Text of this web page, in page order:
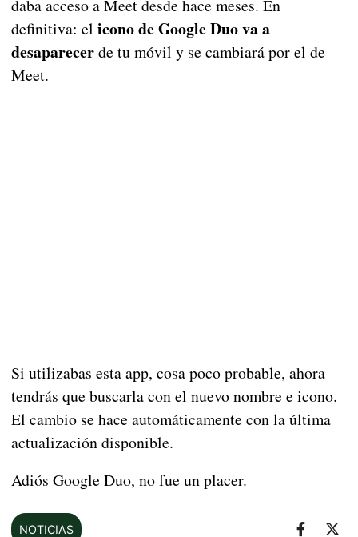
daba acceso a Meet desde hace meses. En
definitiva: el icono de Google Duo va a
desaparecerde tu móvil y se cambiará por el de
Meet.
Si utilizabas esta app, cosa poco probable, ahora
tendrás que buscarla con el nuevo nombre e icono.
El cambio se hace automáticamente con la última
actualización disponible.
Adiós Google Duo, no fue un placer.
NOTICIAS